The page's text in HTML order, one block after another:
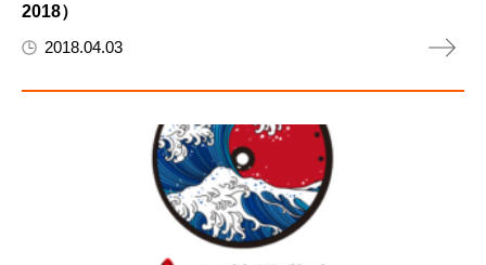
2018）
2018.04.03